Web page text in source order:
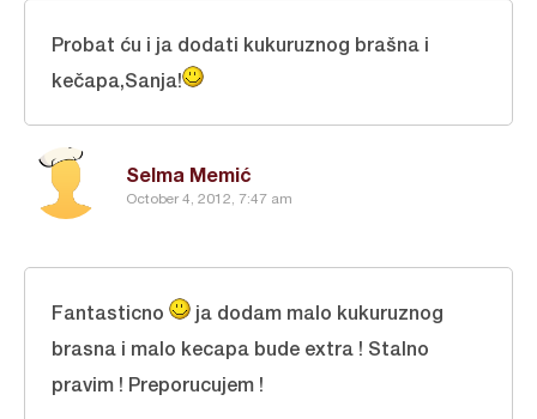
Selma Memić
October 4, 2012, 7:47 am
Probat ću i ja dodati kukuruznog brašna i
kečapa,Sanja!
Fantasticno
ja dodam malo kukuruznog
brasna i malo kecapa bude extra ! Stalno
pravim ! Preporucujem !